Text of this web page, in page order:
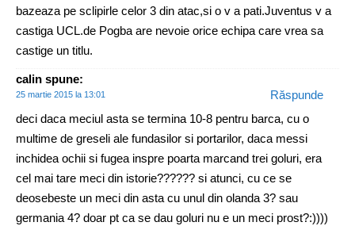
bazeaza pe sclipirle celor 3 din atac,si o v a pati.Juventus v a
castiga UCL.de Pogba are nevoie orice echipa care vrea sa
castige un titlu.
calin spune:
25 martie 2015 la 13:01
deci daca meciul asta se termina 10-8 pentru barca, cu o
multime de greseli ale fundasilor si portarilor, daca messi
inchidea ochii si fugea inspre poarta marcand trei goluri, era
cel mai tare meci din istorie?????? si atunci, cu ce se
deosebeste un meci din asta cu unul din olanda 3? sau
germania 4? doar pt ca se dau goluri nu e un meci prost?:))))
Răspunde